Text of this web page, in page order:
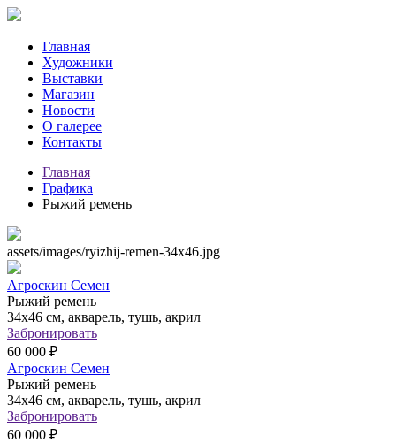
Главная
Художники
Выставки
Магазин
Новости
О галерее
Контакты
Главная
Графика
Рыжий ремень
assets/images/ryizhij-remen-34x46.jpg
Агроскин Семен
Рыжий ремень
34х46 см, акварель, тушь, акрил
Забронировать
60 000 ₽
Агроскин Семен
Рыжий ремень
34х46 см, акварель, тушь, акрил
Забронировать
60 000 ₽